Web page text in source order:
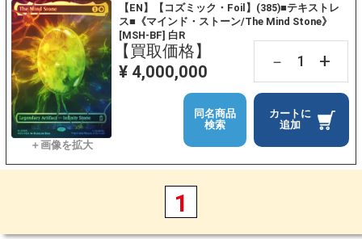
【EN】【コズミック・Foil】(385)■テキストレ
ス■《マインド・ストーン/The Mind Stone》
[MSH-BF] 白R
【買取価格】
¥ 4,000,000
－ +
カートに
追加
同名商品
検索
1